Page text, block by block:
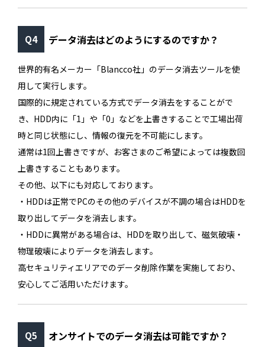
データ消去はどのようにするのですか？
世界的有名メーカー「Blancco社」のデータ消去ツールを使
用して実行します。
国際的に規定されている方式でデータ消去をすることがで
き、HDD内に「1」や「0」などを上書きすることで工場出荷
時と同じ状態にし、情報の復元を不可能にします。
通常は1回上書きですが、お客さまのご希望によっては複数回
上書きすることもあります。
その他、以下にも対応しております。
・HDDは正常でPCのその他のデバイスが不調の場合はHDDを
取り出してデータを消去します。
・HDDに異常がある場合は、HDDを取り出して、磁気破壊・
物理破壊によりデータを消去します。
高セキュリティエリアでのデータ削除作業を実施しており、
安心してご活用いただけます。
オンサイトでのデータ消去は可能ですか？